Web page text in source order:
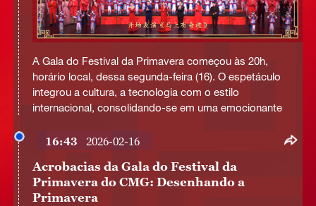
a
modal
window.
No compatible source was found for this media.
A Gala do Festival da Primavera começou às 20h,
horário local, dessa segunda-feira (16). O espetáculo
integrou a cultura, a tecnologia com o estilo
internacional, consolidando-se em uma emocionante
16:43 2026-02-16
Acrobacias da Gala do Festival da
Primavera do CMG: Desenhando a
Primavera